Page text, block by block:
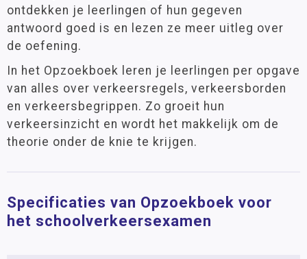
ontdekken je leerlingen of hun gegeven
antwoord goed is en lezen ze meer uitleg over
de oefening.
In het Opzoekboek leren je leerlingen per opgave
van alles over verkeersregels, verkeersborden
en verkeersbegrippen. Zo groeit hun
verkeersinzicht en wordt het makkelijk om de
theorie onder de knie te krijgen.
Specificaties van Opzoekboek voor
het schoolverkeersexamen